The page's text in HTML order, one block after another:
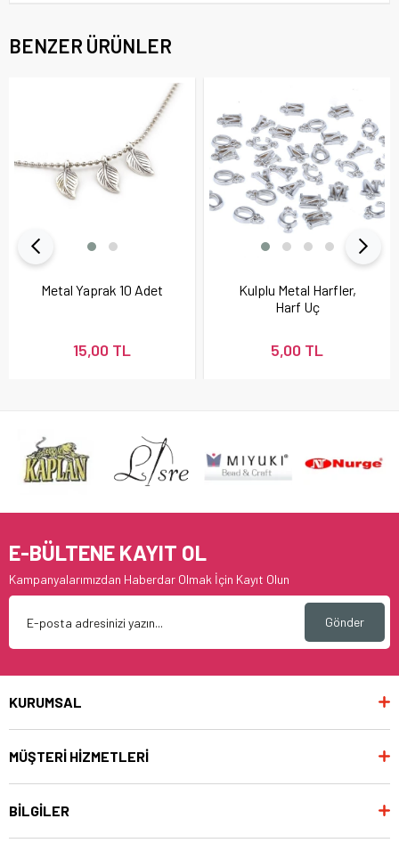
BENZER ÜRÜNLER
Metal Yaprak 10 Adet
15,00 TL
Kulplu Metal Harfler,
Harf Uç
5,00 TL
E-BÜLTENE KAYIT OL
Kampanyalarımızdan Haberdar Olmak İçin Kayıt Olun
Gönder
KURUMSAL
MÜŞTERİ HİZMETLERİ
BİLGİLER